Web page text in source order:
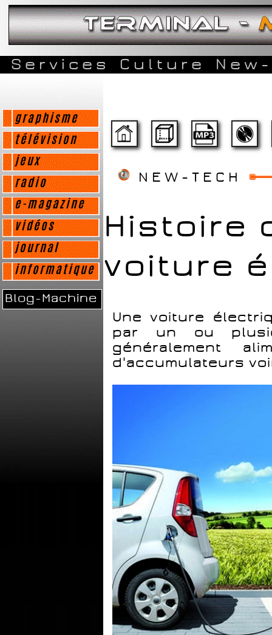
Services Culture
graphisme
télévision
jeux
radio
e-magazine
vidéos
journal
informatique
Blog-Machine
NEW-TECH
Histoire
voiture
Une voiture
par un ou
généralement
d'accumulateurs